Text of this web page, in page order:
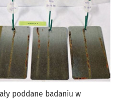
poddane badaniu w